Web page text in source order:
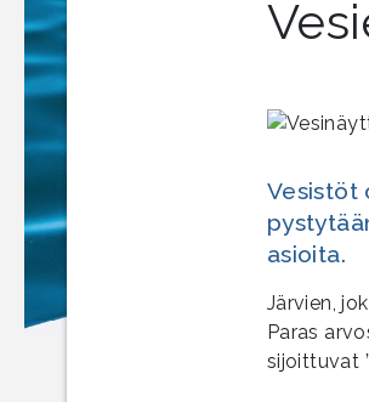
Vesistöt
asioita.
Järvien,
Paras
sijoittuvat